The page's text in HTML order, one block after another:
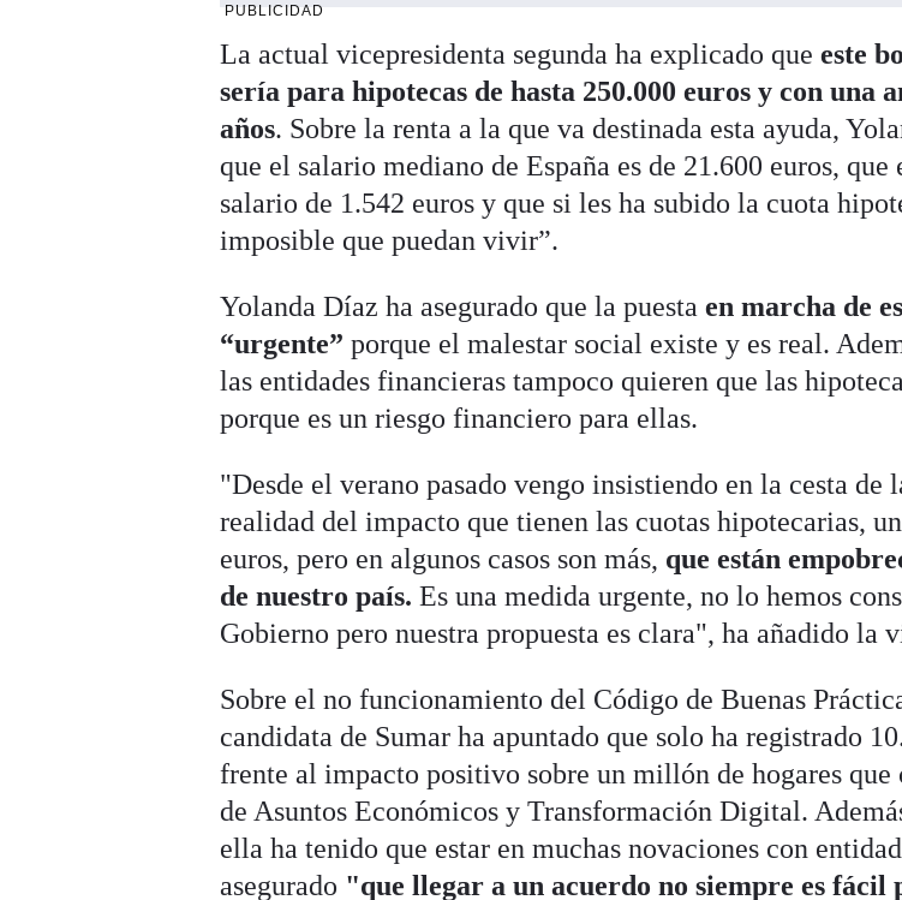
PUBLICIDAD
La actual vicepresidenta segunda ha explicado queeste
sería para hipotecas de hasta 250.000 euros y con una
años. Sobre la renta a la que va destinada esta ayuda,
que el salario mediano de España es de 21.600 euros, que
salario de 1.542 euros y que si les ha subido la cuota
imposible que puedan vivir”.
Yolanda Díaz ha asegurado que la puesta en marcha de
“urgente”porque el malestar social existe y es real.
las entidades financieras tampoco quieren que las
porque es un riesgo financiero para ellas.
"Desde el verano pasado vengo insistiendo en la cesta de
realidad del impacto que tienen las cuotas hipotecarias,
euros, pero en algunos casos son más, que están
de nuestro país.Es una medida urgente, no lo hemos
Gobierno pero nuestra propuesta es clara", ha añadido la
Sobre el no funcionamiento del Código de Buenas
candidata de Sumar ha apuntado que solo ha registrado
frente al impacto positivo sobre un millón de hogares
de Asuntos Económicos y Transformación Digital.
ella ha tenido que estar en muchas novaciones con
asegurado "que llegar a un acuerdo no siempre es fácil